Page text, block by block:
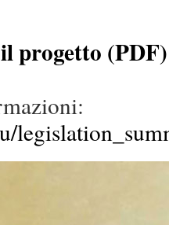
progetto (PDF)